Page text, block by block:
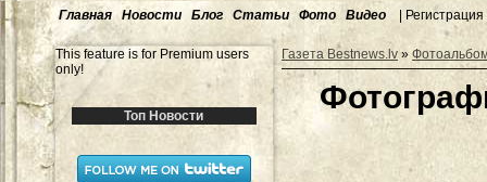
Главная Новости Блог Статьи Фото Видео | Регистрация
This feature is for Premium users
only!
Топ Новости
Газета Bestnews.lv»